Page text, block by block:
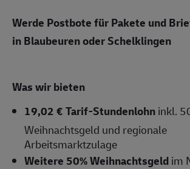
Werde Postbote für Pakete und
inBlaubeurenoder Schelklingen
Was wir bieten
19,02 € Tarif-Stundenlohninkl.
Weihnachtsgeld und regionale
Arbeitsmarktzulage
Weitere 50% Weihnachtsgeldim